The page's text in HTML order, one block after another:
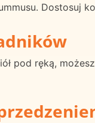
Dostosuj
pod ręką,